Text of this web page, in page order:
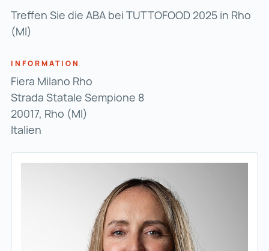
Treffen Sie die ABA bei TUTTOFOOD 2025 in Rho
(MI)
INFORMATION
Fiera Milano Rho
Strada Statale Sempione 8
20017, Rho (MI)
Italien